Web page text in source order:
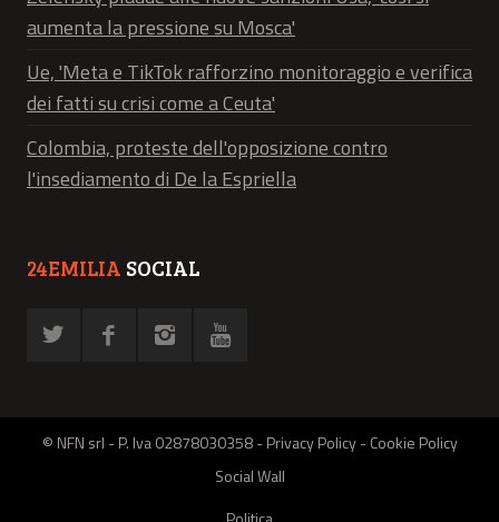
aumenta la pressione su Mosca'
Ue, 'Meta e TikTok rafforzino monitoraggio e verifica
dei fatti su crisi come a Ceuta'
Colombia, proteste dell'opposizione contro
l'insediamento di De la Espriella
24EMILIA SOCIAL
© NFN srl - P. Iva 02878030358 -Privacy Policy-Cookie Policy
Social Wall